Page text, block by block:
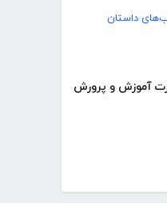
داستان
آموزش و پرورش